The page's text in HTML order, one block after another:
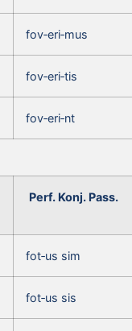
fov‑eri‑mus
fov‑eri‑tis
fov‑eri‑nt
Perf. Konj. Pass.
fot‑us sim
fot‑us sis